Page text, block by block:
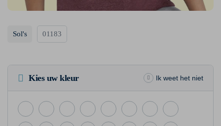
Sol's 01183
Kies uw kleur Ik weet het niet